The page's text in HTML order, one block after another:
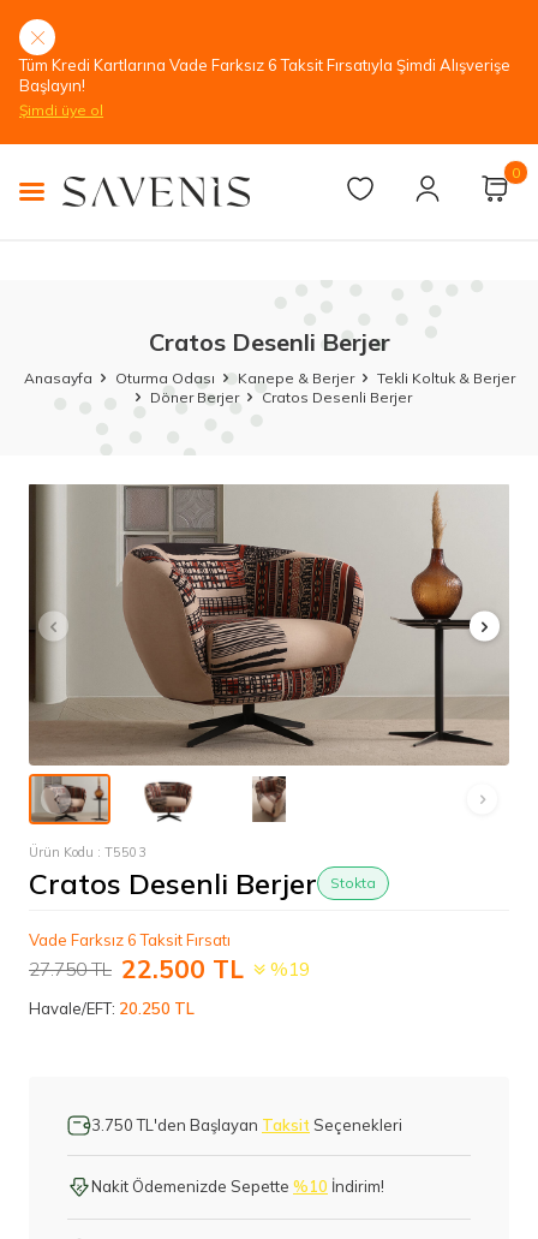
Tüm Kredi Kartlarına Vade Farksız 6 Taksit Fırsatıyla Şimdi Alışverişe
Başlayın!
Şimdi üye ol
0
Cratos Desenli Berjer
Anasayfa Oturma Odası Kanepe & Berjer
Tekli Koltuk & Berjer
Döner Berjer
Cratos Desenli Berjer
Ürün Kodu : T5503
Cratos Desenli Berjer Stokta
Vade Farksız 6 Taksit Fırsatı
27.750TL 22.500 TL %19
Havale/EFT: 20.250 TL
3.750 TL'den Başlayan Taksit Seçenekleri
Nakit Ödemenizde Sepette %10 İndirim!